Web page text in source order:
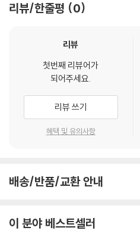
말이 술술 나올 거예요!
는 말을 상상하며 빈칸을 채우면 어느
Review
중간중간 배운 내용을 잘 기억하고 있
볍게 문제를 풀면서 기억력을 높여보세
단어와 문장들을 원어민 음원으로 들
[시원펜 전용 음성 수록]
리뷰/한줄평 0
리뷰
첫번째 리뷰어가
되어주세요.
리뷰 쓰기
혜택 및 유의사항
배송/반품/교환 안내
이 분야 베스트셀러